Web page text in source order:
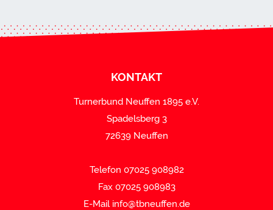
KONTAKT
Turnerbund Neuffen 1895 e.V.
Spadelsberg 3
72639 Neuffen
Telefon 07025 908982
Fax 07025 908983
E-Mail info@tbneuffen.de